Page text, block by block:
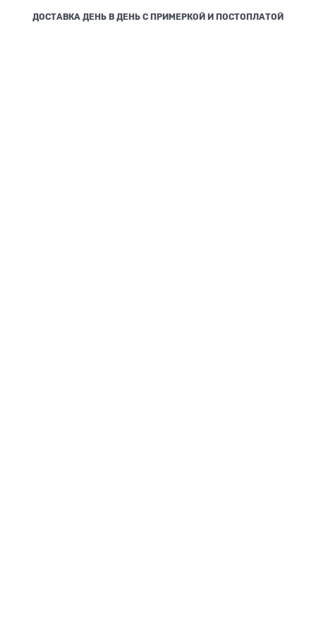
ДОСТАВКА ДЕНЬ В ДЕНЬ С ПРИМЕРКОЙ И ПОСТОПЛАТОЙ